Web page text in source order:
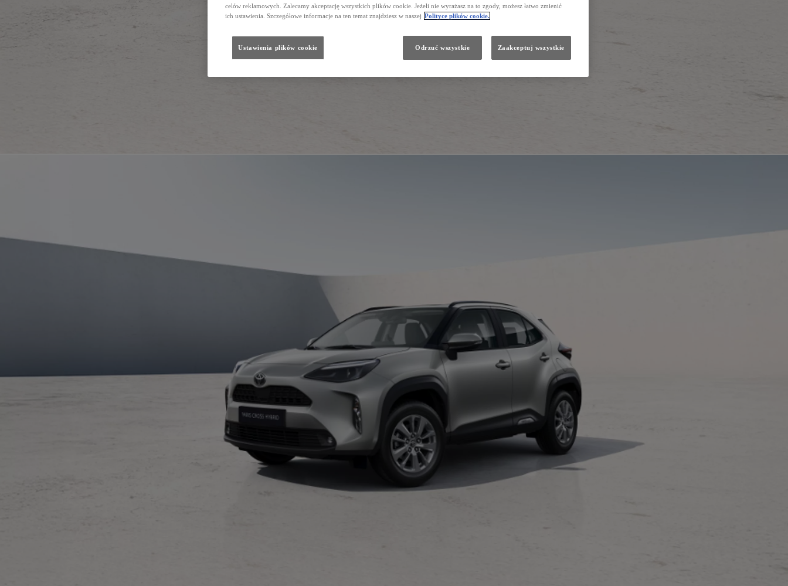
celów reklamowych. Zalecamy akceptację wszystkich plików cookie. Jeżeli nie wyrażasz na to zgody, możesz łatwo zmienić
ich ustawienia. Szczegółowe informacje na ten temat znajdziesz w naszej Polityce plików cookie.
Ustawienia plików cookie Odrzuć wszystkie Zaakceptuj wszystkie